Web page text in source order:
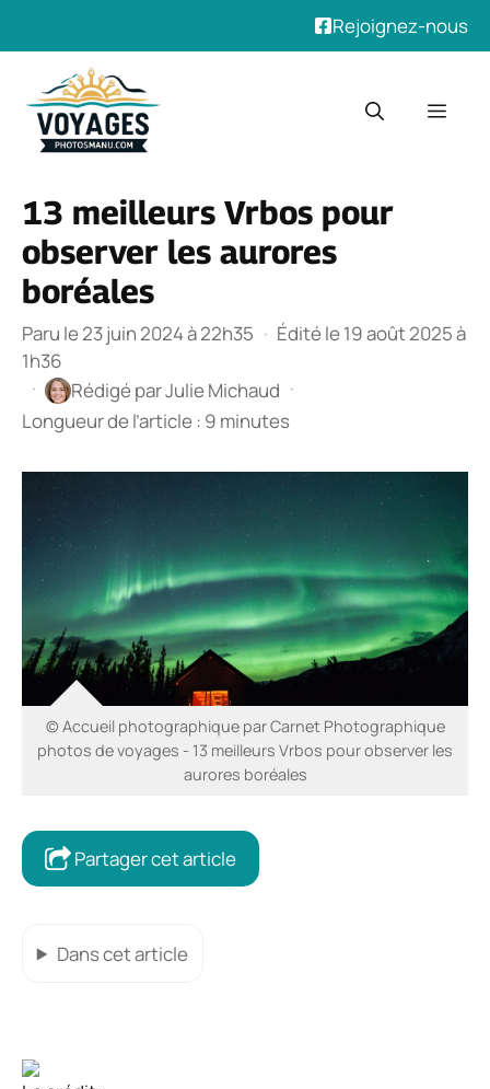
Rejoignez-nous
contenu
13 meilleurs Vrbos pour
observer les aurores
boréales
Paru le 23 juin 2024 à 22h35 · Édité le 19 août 2025 à
1h36
·
Rédigé parJulie Michaud ·
Longueur de l’article : 9 minutes
© Accueil photographique par Carnet Photographique
photos de voyages - 13 meilleurs Vrbos pour observer les
aurores boréales
Partager cet article
Dans cet article